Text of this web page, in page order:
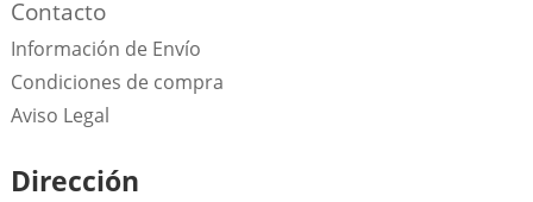
Contacto
Información de Envío
Condiciones de compra
Aviso Legal
Dirección